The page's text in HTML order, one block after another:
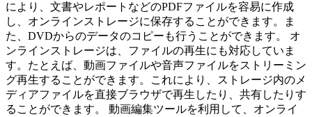
により、文書やレポートなどのPDFファイルを容易に作成
し、オンラインストレージに保存することができます。ま
た、DVDからのデータのコピーも行うことができます。 オ
ンラインストレージは、ファイルの再生にも対応していま
す。たとえば、動画ファイルや音声ファイルをストリーミン
グ再生することができます。これにより、ストレージ内のメ
ディアファイルを直接ブラウザで再生したり、共有したりす
ることができます。 動画編集ツールを利用して、オンライ